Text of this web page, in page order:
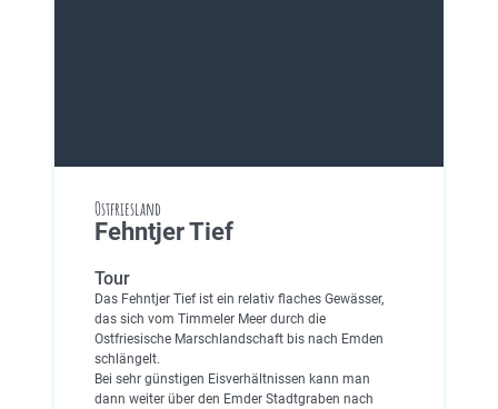
Ostfriesland
Fehntjer Tief
Tour
Das Fehntjer Tief ist ein relativ flaches Gewässer,
das sich vom Timmeler Meer durch die
Ostfriesische Marschlandschaft bis nach Emden
schlängelt.
Bei sehr günstigen Eisverhältnissen kann man
dann weiter über den Emder Stadtgraben nach